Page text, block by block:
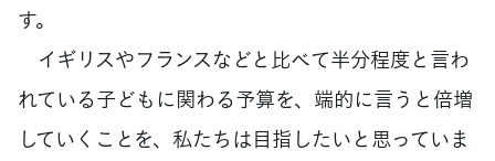
す。
イギリスやフランスなどと比べて半分程度と言わ
れている子どもに関わる予算を、端的に言うと倍増
していくことを、私たちは目指したいと思っていま